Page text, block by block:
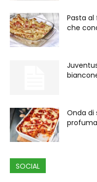
Pasta
che
Onda di
SOCIAL